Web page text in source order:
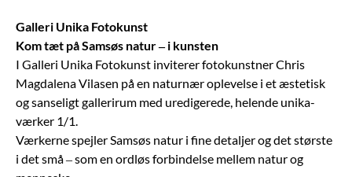
Galleri Unika Fotokunst
Kom tæt på Samsøs natur – i kunsten
I Galleri Unika Fotokunst inviterer fotokunstnerChris
Magdalena Vilasen på en naturnær oplevelse i et æstetisk
og sanseligt gallerirum med uredigerede, helende unika-
værker 1/1.
Værkerne spejlerSamsøs natur i fine detaljer og det største
i det små – som en ordløs forbindelse mellem natur og